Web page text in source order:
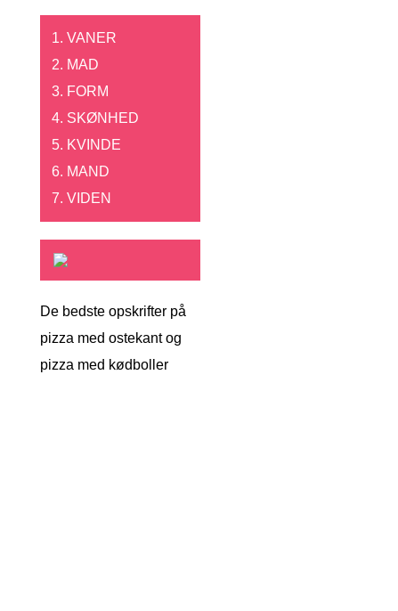
VANER
MAD
FORM
SKØNHED
KVINDE
MAND
VIDEN
De bedste opskrifter på
pizza med ostekant og
pizza med kødboller